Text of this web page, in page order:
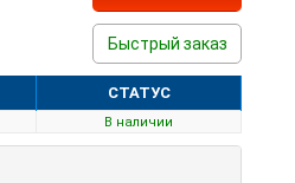
Быстрый заказ
СТАТУС
В наличии